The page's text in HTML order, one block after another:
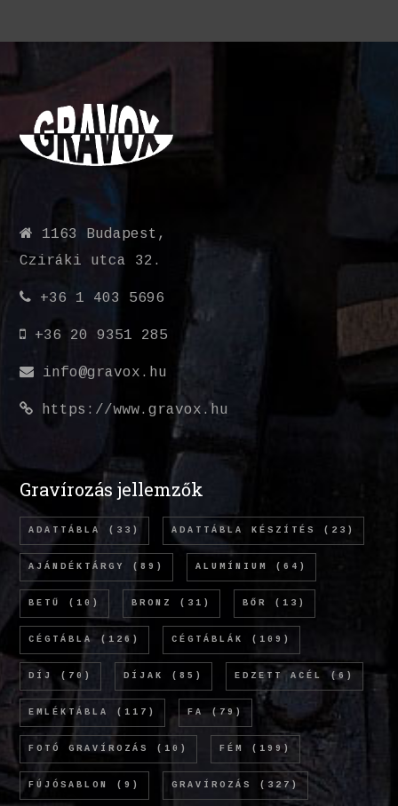
1163 Budapest,
Cziráki utca 32.
+36 1 403 5696
+36 20 9351 285
info@gravox.hu
https://www.gravox.hu
Gravírozás jellemzők
ADATTÁBLA (33) ADATTÁBLA KÉSZÍTÉS (23)
AJÁNDÉKTÁRGY (89) ALUMÍNIUM (64)
BETŰ (10) BRONZ (31) BŐR (13)
CÉGTÁBLA (126) CÉGTÁBLÁK (109)
DÍJ (70) DÍJAK (85) EDZETT ACÉL (6)
EMLÉKTÁBLA (117) FA (79)
FOTÓ GRAVÍROZÁS (10) FÉM (199)
FÚJÓSABLON (9) GRAVÍROZÁS (327)